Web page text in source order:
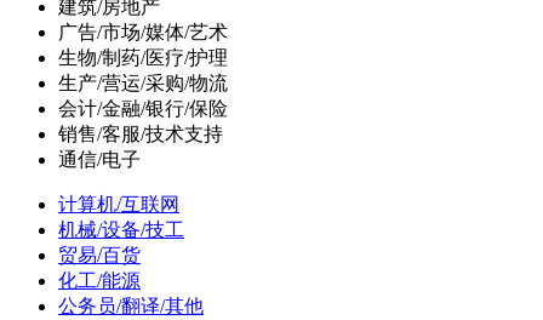
建筑/房地产
广告/市场/媒体/艺术
生物/制药/医疗/护理
生产/营运/采购/物流
会计/金融/银行/保险
销售/客服/技术支持
通信/电子
计算机/互联网
机械/设备/技工
贸易/百货
化工/能源
公务员/翻译/其他